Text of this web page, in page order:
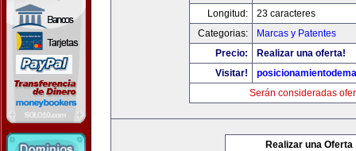
Longitud:
23 caracteres
Categorias:
Marcas y Patentes
Precio:
Realizar una oferta!
Visitar!
Serán consideradas
Realizar una Oferta